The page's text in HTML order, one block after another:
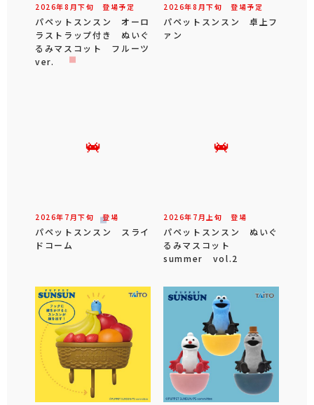
2026年8 月下旬 登場予定
パペットスンスン オーロ
ラストラップ付き ぬいぐ
るみマスコット フルーツ
ver.
2026年8 月下旬 登場予定
パペットスンスン 卓上フ
ァン
2026年 7 月下旬 登場
パペットスンスン スライ
ドコーム
2026年 7 月 上旬 登場
パペットスンスン ぬいぐ
るみマスコット
summer vol.2